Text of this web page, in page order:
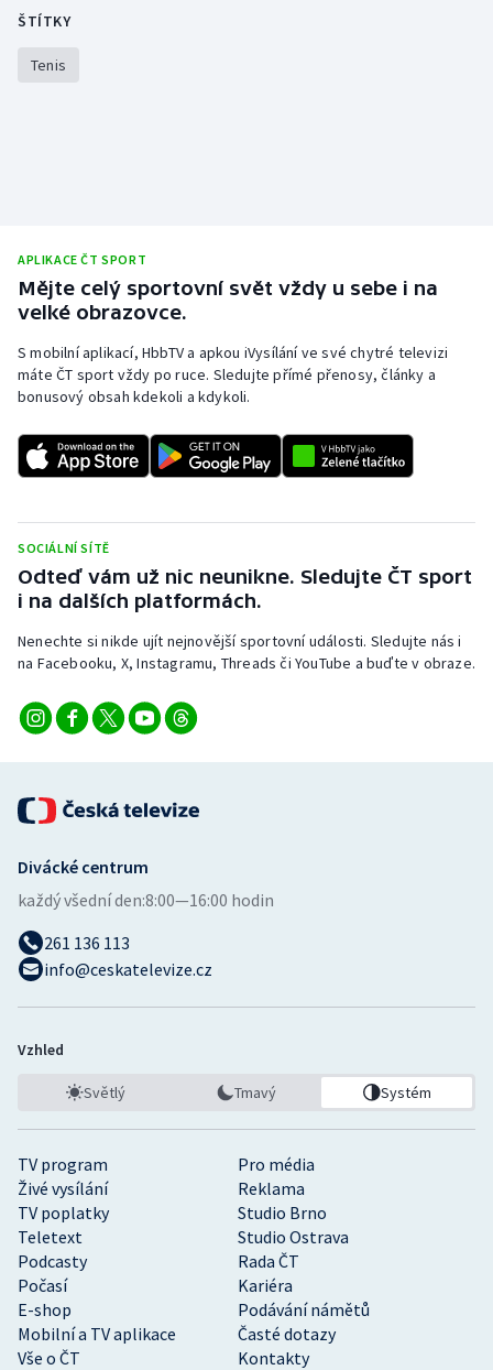
ŠTÍTKY
Tenis
APLIKACE ČT SPORT
Mějte celý sportovní svět vždy u sebe i na
velké obrazovce.
S mobilní aplikací, HbbTV a apkou iVysílání ve své chytré televizi
máte ČT sport vždy po ruce. Sledujte přímé přenosy, články a
bonusový obsah kdekoli a kdykoli.
SOCIÁLNÍ SÍTĚ
Odteď vám už nic neunikne. Sledujte ČT sport
i na dalších platformách.
Nenechte si nikde ujít nejnovější sportovní události. Sledujte nás i
na Facebooku, X, Instagramu, Threads či YouTube a buďte v obraze.
TV program
Pro média
Živé vysílání
Reklama
TV poplatky
Studio Brno
Teletext
Studio Ostrava
Podcasty
Rada ČT
Počasí
Kariéra
E-shop
Podávání námětů
Mobilní a TV aplikace
Časté dotazy
Vše o ČT
Kontakty
Divácké centrum
každý všední den:8:00—16:00 hodin
261 136 113
info@ceskatelevize.cz
Vzhled
Světlý Tmavý Systém